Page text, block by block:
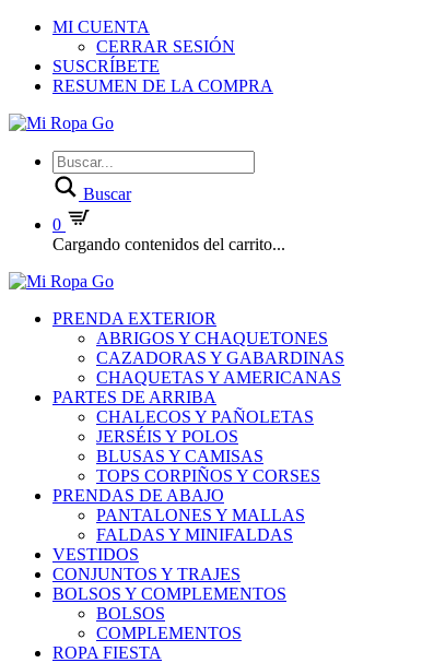
MI CUENTA
CERRAR SESIÓN
SUSCRÍBETE
RESUMEN DE LA COMPRA
Buscar
0
Cargando contenidos del carrito...
PRENDA EXTERIOR
ABRIGOS Y CHAQUETONES
CAZADORAS Y GABARDINAS
CHAQUETAS Y AMERICANAS
PARTES DE ARRIBA
CHALECOS Y PAÑOLETAS
JERSÉIS Y POLOS
BLUSAS Y CAMISAS
TOPS CORPIÑOS Y CORSES
PRENDAS DE ABAJO
PANTALONES Y MALLAS
FALDAS Y MINIFALDAS
VESTIDOS
CONJUNTOS Y TRAJES
BOLSOS Y COMPLEMENTOS
BOLSOS
COMPLEMENTOS
ROPA FIESTA